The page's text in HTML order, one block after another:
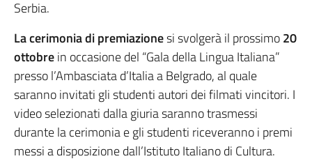
Serbia.
La cerimonia di premiazionesi svolgerà il prossimo20
ottobrein occasione del “Gala della Lingua Italiana”
presso l’Ambasciata d’Italia a Belgrado, al quale
saranno invitati gli studenti autori dei filmati vincitori. I
video selezionati dalla giuria saranno trasmessi
durante la cerimonia e gli studenti riceveranno i premi
messi a disposizione dall’Istituto Italiano di Cultura.